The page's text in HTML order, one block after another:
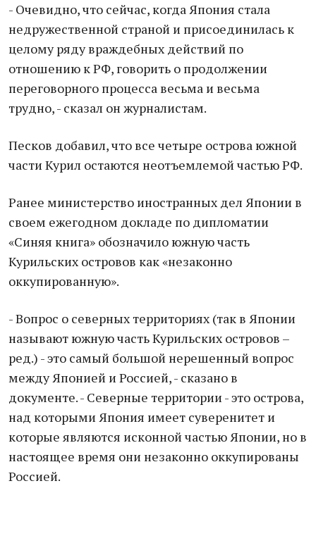
- Очевидно, что сейчас, когда Япония стала
недружественной страной и присоединилась к
целому ряду враждебных действий по
отношению к РФ, говорить о продолжении
переговорного процесса весьма и весьма
трудно, - сказал он журналистам.
Песков добавил, что все четыре острова южной
части Курил остаются неотъемлемой частью РФ.
Ранее министерство иностранных дел Японии в
своем ежегодном докладе по дипломатии
«Синяя книга» обозначило южную часть
Курильских островов как «незаконно
оккупированную».
- Вопрос о северных территориях (так в Японии
называют южную часть Курильских островов –
ред.) - это самый большой нерешенный вопрос
между Японией и Россией, - сказано в
документе. - Северные территории - это острова,
над которыми Япония имеет суверенитет и
которые являются исконной частью Японии, но в
настоящее время они незаконно оккупированы
Россией.